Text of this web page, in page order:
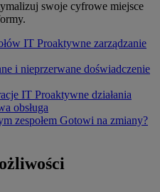
swoje cyfrowe miejsce
IT Proaktywne zarządzanie
i nieprzerwane doświadczenie
IT Proaktywne działania
obsługa
zespołem Gotowi na zmiany?